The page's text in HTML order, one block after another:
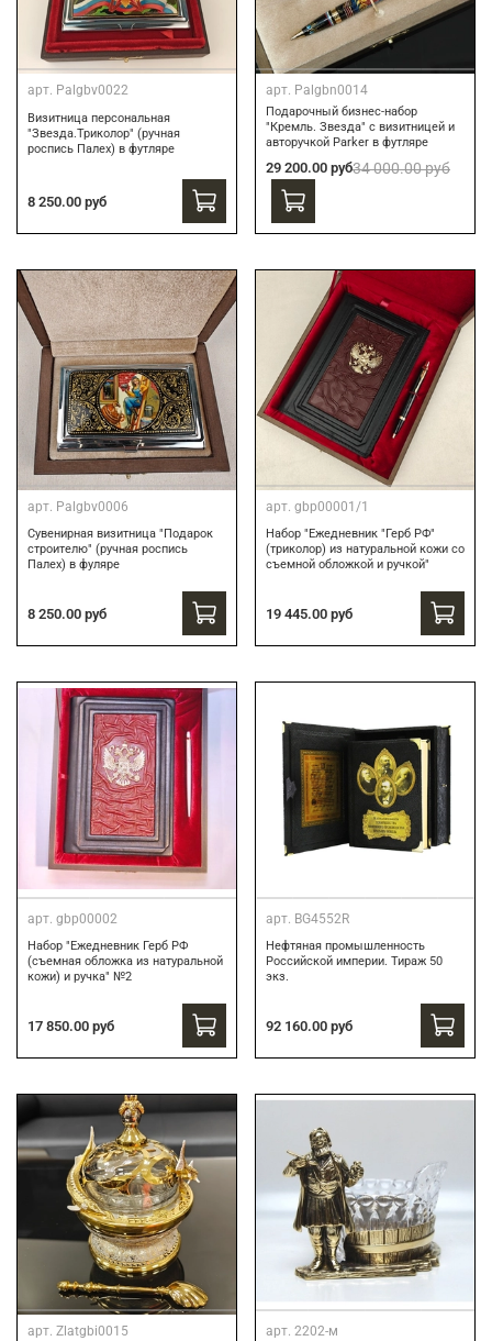
арт. Palgbv0022
Визитница персональная
"Звезда.Триколор" (ручная
роспись Палех) в футляре
8 250.00 руб
арт. Palgbn0014
Подарочный бизнес-набор
"Кремль. Звезда" с визитницей и
авторучкой Parker в футляре
29 200.00 руб34 000.00 руб
арт. Palgbv0006
Сувенирная визитница "Подарок
строителю" (ручная роспись
Палех) в фуляре
8 250.00 руб
арт. gbp00001/1
Набор "Ежедневник "Герб РФ"
(триколор) из натуральной кожи со
съемной обложкой и ручкой"
19 445.00 руб
арт. gbp00002
Набор "Ежедневник Герб РФ
(съемная обложка из натуральной
кожи) и ручка" №2
17 850.00 руб
арт. BG4552R
Нефтяная промышленность
Российской империи. Тираж 50
экз.
92 160.00 руб
арт. Zlatgbi0015 арт. 2202-м